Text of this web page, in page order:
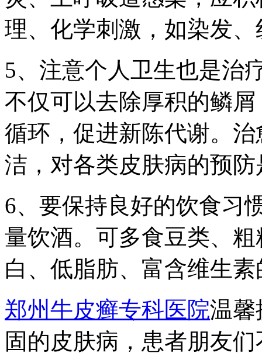
理、化学刺激，如染发
5、注意个人卫生也是治
不仅可以去除厚积的鳞
循环，促进新陈代谢。
洁，对各类皮肤病的预
6、要保持良好的饮食习
量饮酒。可多食豆类、
白、低脂肪、富含维生
郑州牛皮癣专科医院温馨
固的皮肤病，患者朋友